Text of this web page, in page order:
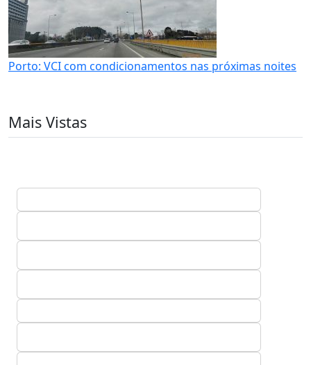
Porto: VCI com condicionamentos nas próximas noites
Mais Vistas